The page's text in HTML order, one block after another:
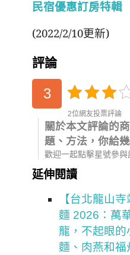
民宿優惠訂房特輯
(2022/2/10更新)
評論
3
2位網友投票評論
關於本文評論的
題、方法，你給
歡迎一起點擊星號參與
延伸閱讀
【台北龍山
麵 2026：萬
龍，不起眼的
麵、肉燕和福